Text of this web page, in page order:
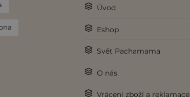
Úvod
Eshop
Svět Pachamama
O nás
Vrácení zboží a reklamace